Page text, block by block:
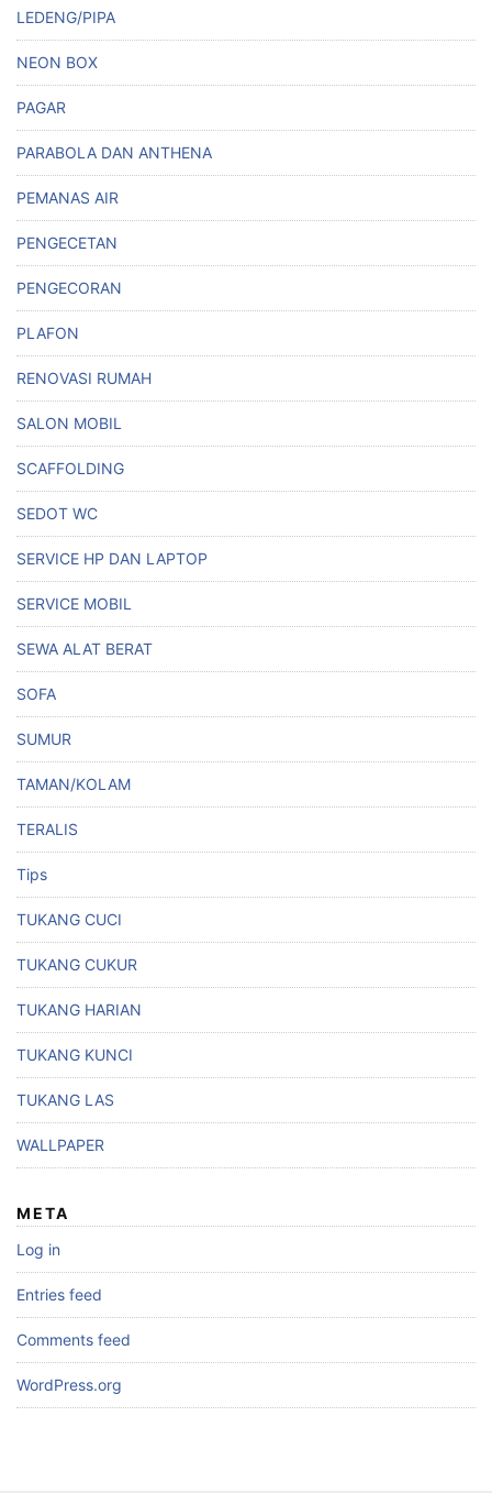
LEDENG/PIPA
NEON BOX
PAGAR
PARABOLA DAN ANTHENA
PEMANAS AIR
PENGECETAN
PENGECORAN
PLAFON
RENOVASI RUMAH
SALON MOBIL
SCAFFOLDING
SEDOT WC
SERVICE HP DAN LAPTOP
SERVICE MOBIL
SEWA ALAT BERAT
SOFA
SUMUR
TAMAN/KOLAM
TERALIS
Tips
TUKANG CUCI
TUKANG CUKUR
TUKANG HARIAN
TUKANG KUNCI
TUKANG LAS
WALLPAPER
META
Log in
Entries feed
Comments feed
WordPress.org